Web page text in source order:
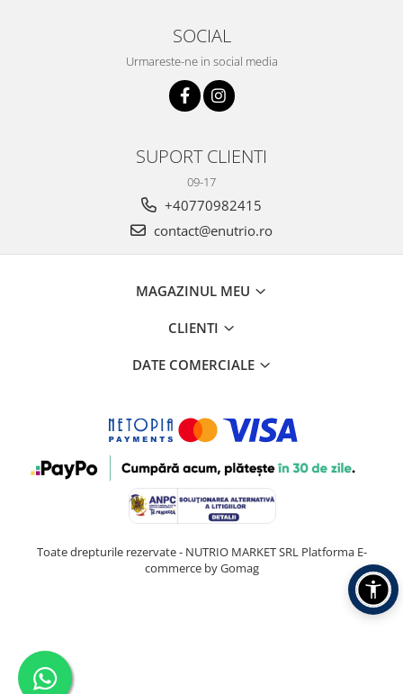
SOCIAL
Urmareste-ne in social media
SUPORT CLIENTI
09-17
+40770982415
contact@enutrio.ro
MAGAZINUL MEU
CLIENTI
DATE COMERCIALE
Toate drepturile rezervate - NUTRIO MARKET SRL Platforma E-
commerce by Gomag